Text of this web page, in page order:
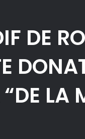
DE
LA